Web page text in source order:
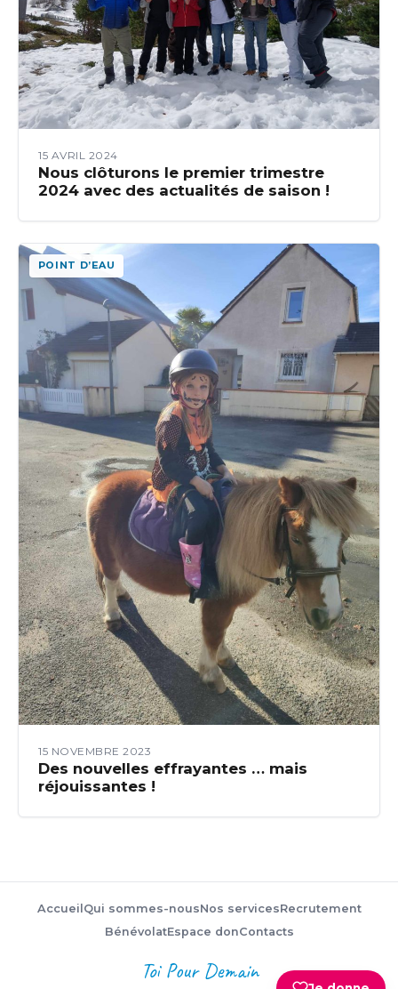
15 AVRIL 2024
Nous clôturons le premier trimestre
2024 avec des actualités de saison !
POINT D’EAU
15 NOVEMBRE 2023
Des nouvelles effrayantes … mais
réjouissantes !
Accueil Qui sommes-nousNos servicesRecrutement
BénévolatEspace donContacts
Toi Pour Demain